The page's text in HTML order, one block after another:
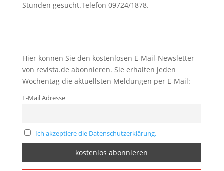
Stunden gesucht.Telefon 09724/1878.
Hier können Sie den kostenlosen E-Mail-Newsletter
von revista.de abonnieren. Sie erhalten jeden
Wochentag die aktuellsten Meldungen per E-Mail:
E-Mail Adresse
Ich akzeptiere die Datenschutzerklärung.